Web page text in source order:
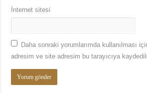
İnternet sitesi
Daha sonraki yorumlarımda kullanılması
adresim ve site adresim bu tarayıcıya